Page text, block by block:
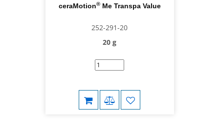
ceraMotion®Me Transpa Value
252-291-20
20 g